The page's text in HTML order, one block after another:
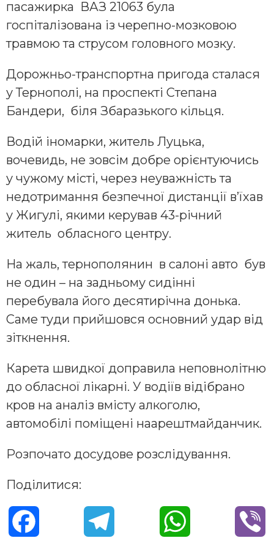
пасажирка ВАЗ 21063 була
госпіталізована із черепно-мозковою
травмою та струсом головного мозку.
Дорожньо-транспортна пригода сталася
у Тернополі, на проспекті Степана
Бандери, біля Збаразького кільця.
Водій іномарки, житель Луцька,
вочевидь, не зовсім добре орієнтуючись
у чужому місті, через неуважність та
недотримання безпечної дистанції в’їхав
у Жигулі, якими керував 43-річний
житель обласного центру.
На жаль, тернополянин в салоні авто був
не один – на задньому сидінні
перебувала його десятирічна донька.
Саме туди прийшовся основний удар від
зіткнення.
Карета швидкої доправила неповнолітню
до обласної лікарні. У водіїв відібрано
кров на аналіз вмісту алкоголю,
автомобілі поміщені наарештмайданчик.
Розпочато досудове розслідування.
Поділитися: